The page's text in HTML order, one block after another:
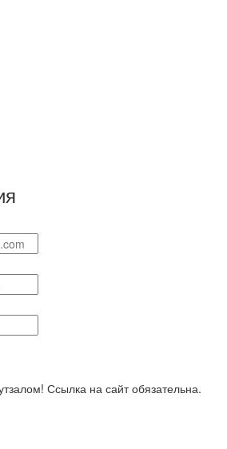
Ссылка на сайт обязательна.